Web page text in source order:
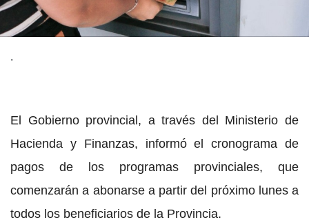
.
El Gobierno provincial, a través del Ministerio de
Hacienda y Finanzas, informó el cronograma de
pagos de los programas provinciales, que
comenzarán a abonarse a partir del próximo lunes a
todos los beneficiarios de la Provincia.